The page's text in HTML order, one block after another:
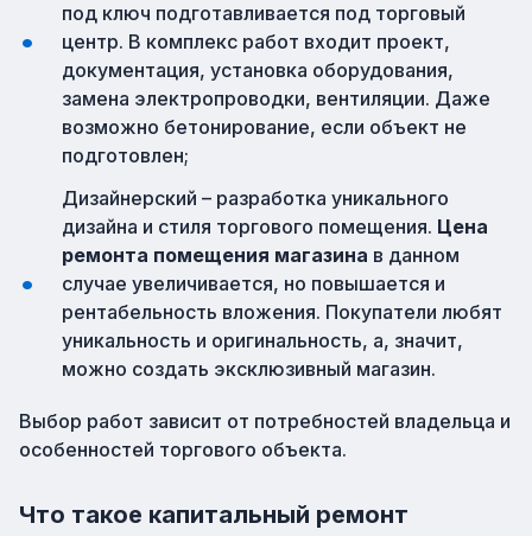
под ключ подготавливается под торговый
центр. В комплекс работ входит проект,
документация, установка оборудования,
замена электропроводки, вентиляции. Даже
возможно бетонирование, если объект не
подготовлен;
Дизайнерский – разработка уникального
дизайна и стиля торгового помещения. Цена
ремонта помещения магазина в данном
случае увеличивается, но повышается и
рентабельность вложения. Покупатели любят
уникальность и оригинальность, а, значит,
можно создать эксклюзивный магазин.
Выбор работ зависит от потребностей владельца и
особенностей торгового объекта.
Что такое капитальный ремонт